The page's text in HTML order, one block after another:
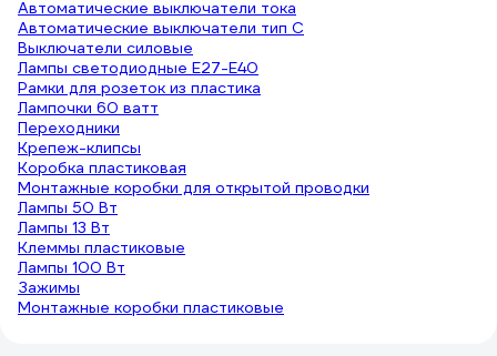
Автоматические выключатели тока
Автоматические выключатели тип C
Выключатели силовые
Лампы светодиодные E27-E40
Рамки для розеток из пластика
Лампочки 60 ватт
Переходники
Крепеж-клипсы
Коробка пластиковая
Монтажные коробки для открытой проводки
Лампы 50 Вт
Лампы 13 Вт
Клеммы пластиковые
Лампы 100 Вт
Зажимы
Монтажные коробки пластиковые